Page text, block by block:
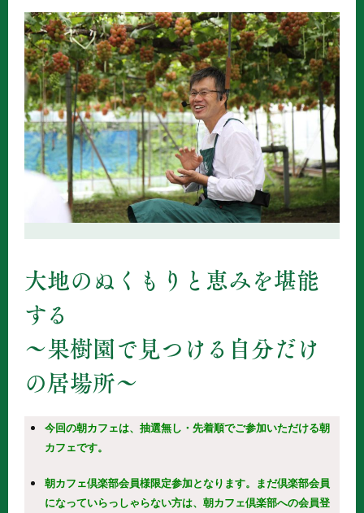
大地のぬくもりと恵みを堪能
する
～果樹園で見つける自分だけ
の居場所～
今回の朝カフェは、抽選無し・先着順でご参加いただける朝
カフェです。
朝カフェ倶楽部会員様限定参加となります。まだ倶楽部会員
になっていらっしゃらない方は、朝カフェ倶楽部への会員登